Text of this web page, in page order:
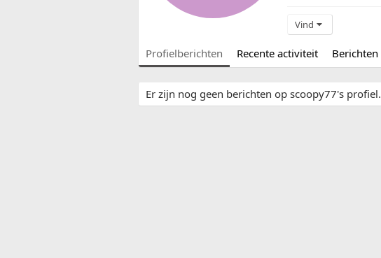
Vind
Profielberichten Recente activiteit Berichten
Er zijn nog geen berichten op scoopy77's profiel.